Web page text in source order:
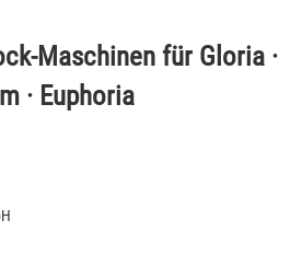
Maschinen für Gloria ·
· Euphoria